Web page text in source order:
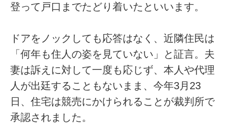
登って戸口までたどり着いたといいます。
ドアをノックしても応答はなく、近隣住民は
「何年も住人の姿を見ていない」と証言。夫
妻は訴えに対して一度も応じず、本人や代理
人が出廷することもないまま、今年3月23
日、住宅は競売にかけられることが裁判所で
承認されました。